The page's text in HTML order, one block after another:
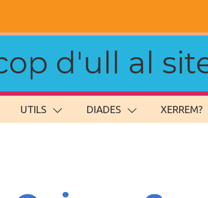
d'ull al
UTILS DIADES XERREM?